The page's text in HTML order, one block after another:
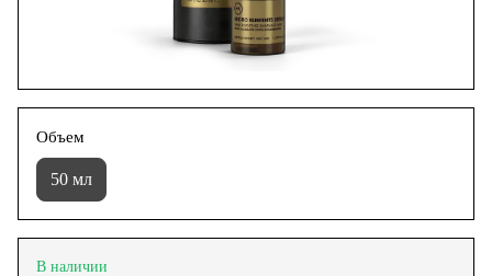
Объем
50 мл
В наличии